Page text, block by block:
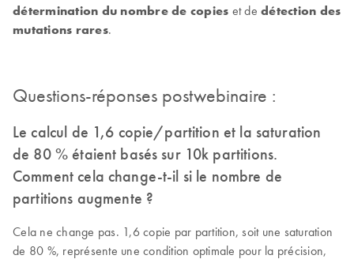
détermination du nombre de copies et de détection des
mutations rares.
Questions-réponses postwebinaire :
Le calcul de 1,6 copie/partition et la saturation
de 80 % étaient basés sur 10k partitions.
Comment cela change-t-il si le nombre de
partitions augmente ?
Cela ne change pas. 1,6 copie par partition, soit une saturation
de 80 %, représente une condition optimale pour la précision,